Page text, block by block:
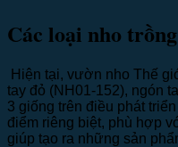
Các loại nho
Hiện tại, vườn nho Thế
tay đỏ (NH01-152), ngón
3 giống trên điều phát
điểm riêng biệt, phù hợp
giúp tạo ra những sản